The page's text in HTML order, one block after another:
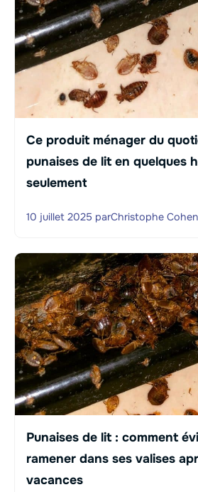
Ce produit ménager du
punaises de lit en quelques
seulement
10 juillet 2025 parChristophe Cohen
Punaises de lit : comment
ramener dans ses valises
vacances